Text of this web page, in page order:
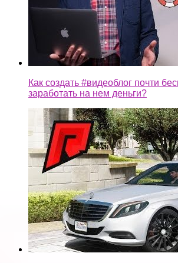
Как создать #видеоблог почти
заработать на нем деньги?